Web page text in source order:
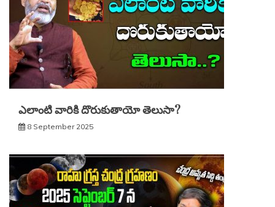
ఎలాంటి వారికి దొరుకుతాయో తెలుసా?
8 September 2025